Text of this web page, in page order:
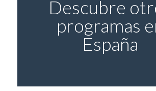
Descubre
programas
España